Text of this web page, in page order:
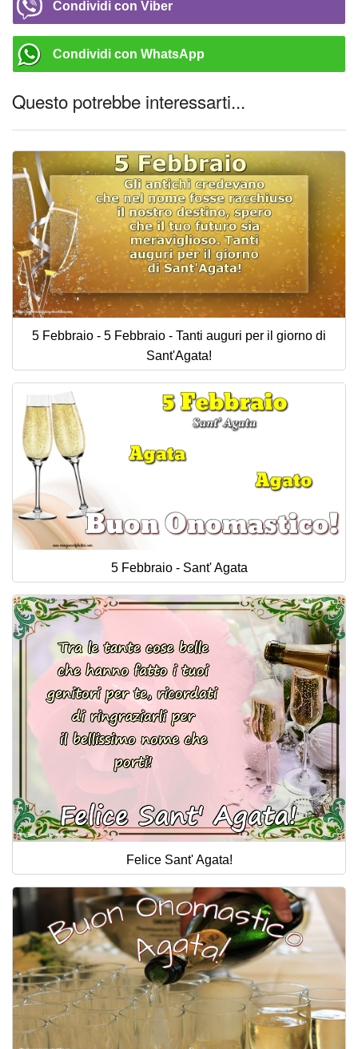
Condividi con Viber
Condividi con WhatsApp
Questo potrebbe interessarti...
5 Febbraio - 5 Febbraio - Tanti auguri per il giorno di
Sant'Agata!
5 Febbraio - Sant' Agata
Felice Sant' Agata!